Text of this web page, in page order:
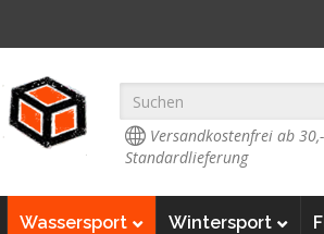
Versandkostenfrei ab
Standardlieferung
Wassersport Wintersport